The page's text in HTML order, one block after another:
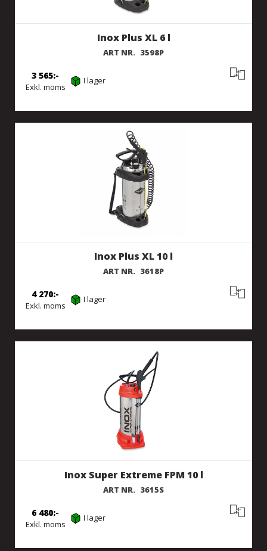
Inox Plus XL 6 l
ART NR. 3598P
Exkl. moms
3 565 I lager
Inox Plus XL 10 l
ART NR. 3618P
Exkl. moms
4 270 I lager
Inox Super Extreme FPM 10 l
ART NR. 3615S
Exkl. moms
6 480 I lager